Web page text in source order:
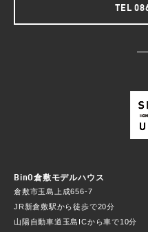
TEL
BinO倉敷モデルハウス
倉敷市玉島上成656-7
JR新倉敷駅から徒歩で20分
山陽自動車道玉島ICから車で10分